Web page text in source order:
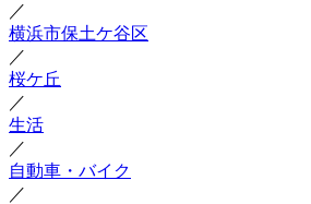
／
横浜市保土ケ谷区
／
桜ケ丘
／
生活
／
自動車・バイク
／